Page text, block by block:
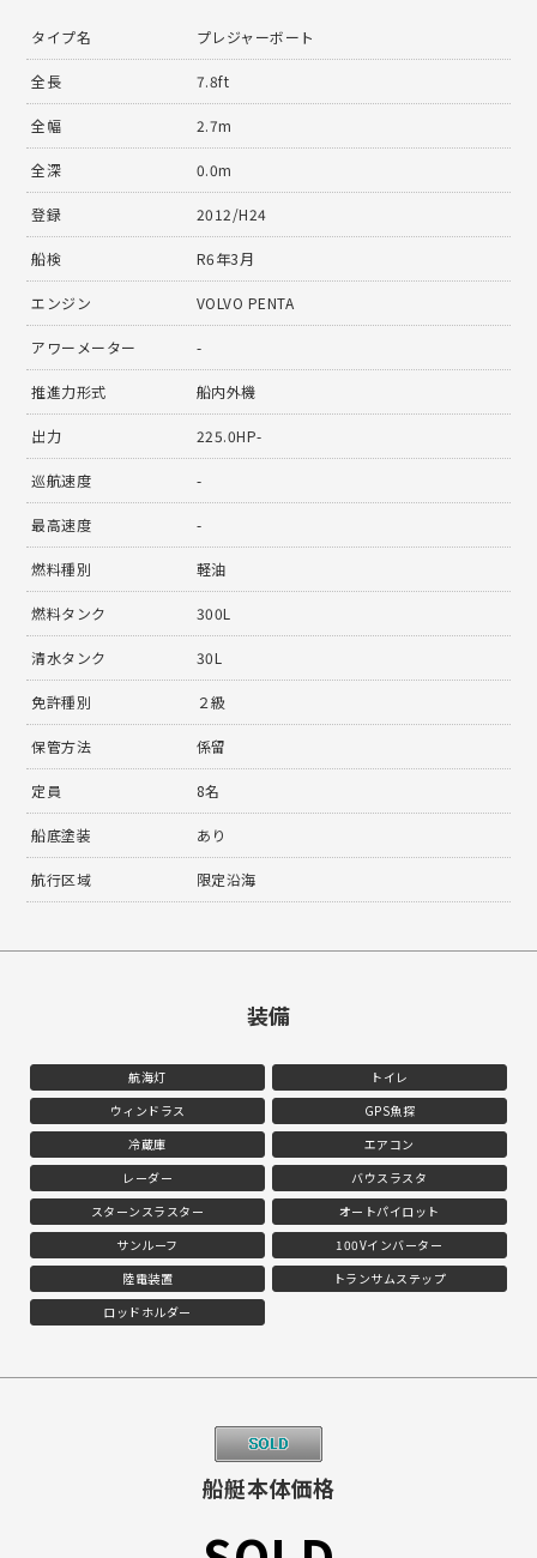
タイプ名 プレジャーボート
全長 7.8ft
全幅 2.7m
全深 0.0m
登録 2012/H24
船検 R6年3月
エンジン VOLVO PENTA
アワーメーター -
推進力形式 船内外機
出力 225.0HP-
巡航速度 -
最高速度 -
燃料種別 軽油
燃料タンク 300L
清水タンク 30L
免許種別 ２級
保管方法 係留
定員 8名
船底塗装 あり
航行区域 限定沿海
装備
航海灯
トイレ
ウィンドラス
GPS魚探
冷蔵庫
エアコン
レーダー
バウスラスタ
スターンスラスター
オートパイロット
サンルーフ
100Vインバーター
陸電装置
トランサムステップ
ロッドホルダー
船艇本体価格